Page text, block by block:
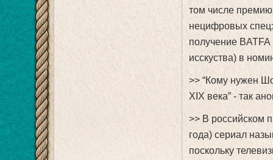
том числе
нецифровых
получение
исскуства) в
>> “Кому нужен
XIX века” - так
>> В российском
года) сериал
поскольку